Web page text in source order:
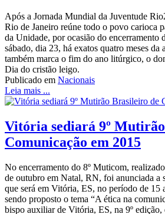
Após a Jornada Mundial da Juventude
Rio de Janeiro reúne todo o povo carioca
da Unidade, por ocasião do encerramento
sábado, dia 23, há exatos quatro meses da
também marca o fim do ano litúrgico, o
Dia do cristão leigo.
Publicado em Nacionais
Leia mais ...
Vitória sediará 9º
Comunicação em 2015
No encerramento do 8º Muticom,
de outubro em Natal, RN, foi anunciada a
que será em Vitória, ES, no período de 15
sendo proposto o tema “A ética na
bispo auxiliar de Vitória, ES, na 9º edição,